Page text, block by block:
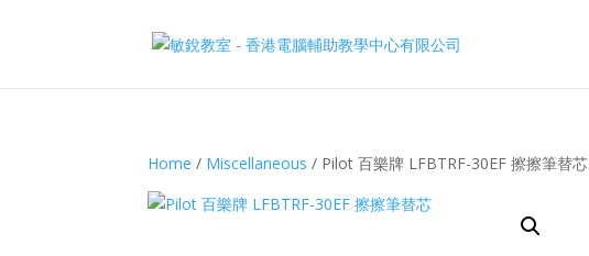
Home / Miscellaneous / Pilot 百樂牌 LFBTRF-30EF 擦擦筆替芯